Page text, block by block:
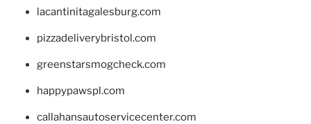
lacantinitagalesburg.com
pizzadeliverybristol.com
greenstarsmogcheck.com
happypawspl.com
callahansautoservicecenter.com